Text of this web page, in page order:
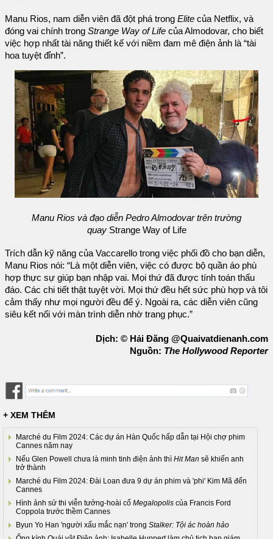
Manu Rios, nam diễn viên đã đột phá trong Elite của Netflix, và
đóng vai chính trong Strange Way of Life của Almodovar, cho biết
việc hợp nhất tài năng thiết kế với niềm đam mê điện ảnh là “tài
hoa tuyệt đỉnh”.
Manu Rios và đạo diễn Pedro Almodovar trên trường
quayStrange Way of Life
Trích dẫn kỹ năng của Vaccarello trong việc phối đồ cho bạn diễn,
Manu Rios nói: “Là một diễn viên, việc có được bộ quần áo phù
hợp thực sự giúp bạn nhập vai. Mọi thứ đã được tính toán thấu
đáo. Các chi tiết thật tuyệt vời. Mọi thứ đều hết sức phù hợp và tôi
cảm thấy như mọi người đều để ý. Ngoài ra, các diễn viên cũng
siêu kết nối với màn trình diễn nhờ trang phục.”
Dịch: © Hải Đăng @Quaivatdienanh.com
Nguồn: The Hollywood Reporter
+ XEM THÊM
Marché du Film 2024: Các dự án Hàn Quốc hấp dẫn tại Hội chợ phim
Cannes năm nay
Nếu Glen Powell chưa là minh tinh điện ảnh thì Hit Man sẽ khiến anh
trở thành
Marché du Film 2024: Đài Loan đưa 9 dự án phim và 'phi' Kim Mã đến
Cannes
Hình ảnh sử thi viễn tưởng-hoài cổ Megalopolis của Francis Ford
Coppola trước thềm Cannes
Byun Yo Han 'người xấu mắc nạn' trong Stalker: Tội ác hoàn hảo